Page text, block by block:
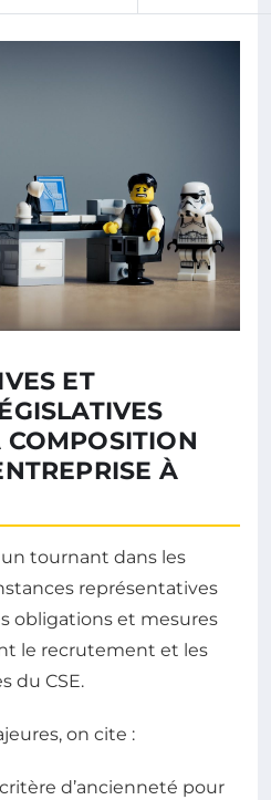
ET
À
un tournant dans les
représentatives
obligations et mesures
le recrutement et les
du CSE.
on cite :
d’ancienneté pour